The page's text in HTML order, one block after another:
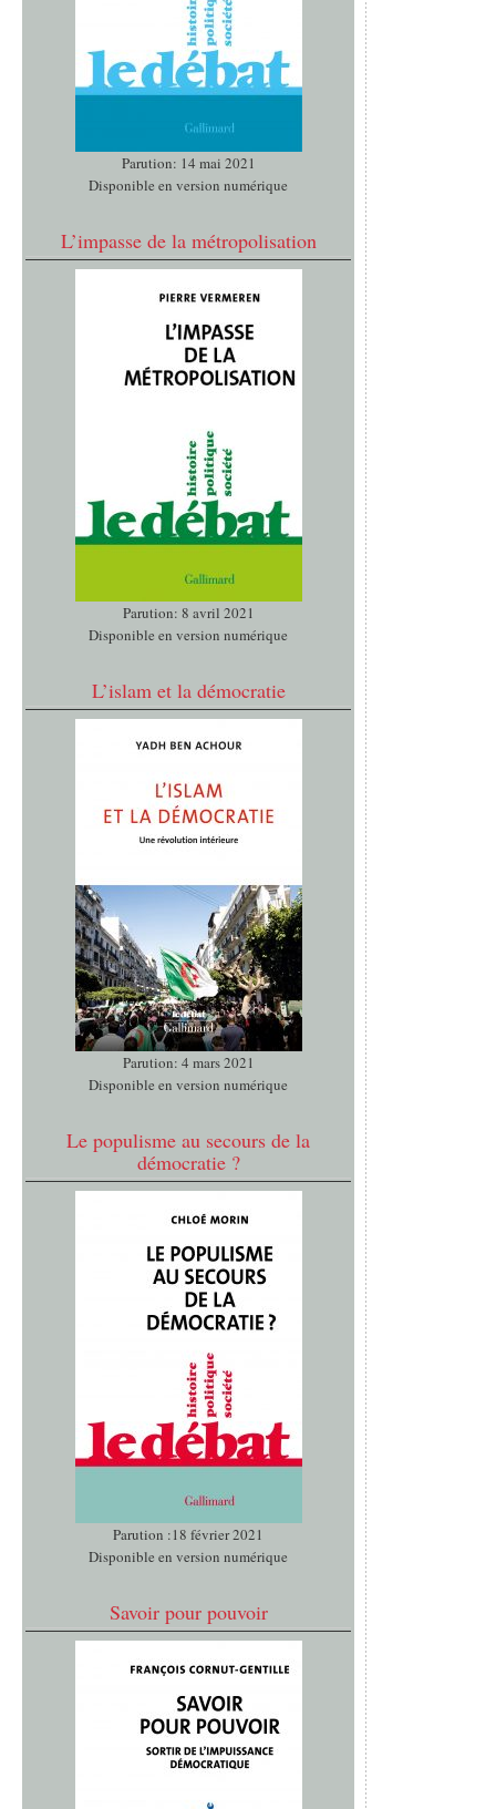
Parution: 14 mai 2021
Disponible en version numérique
L’impasse de la métropolisation
Parution: 8 avril 2021
Disponible en version numérique
L’islam et la démocratie
Parution: 4 mars 2021
Disponible en version numérique
Le populisme au secours de la
démocratie ?
Parution :18 février 2021
Disponible en version numérique
Savoir pour pouvoir